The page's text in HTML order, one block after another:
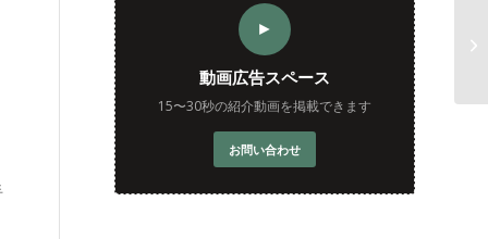
►
動画広告スペース
15〜30秒の紹介動画を掲載できます
お問い合わせ